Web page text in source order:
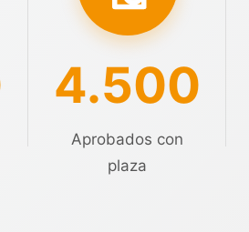
4.500
Aprobados con
plaza